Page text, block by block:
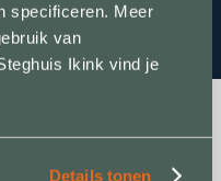
specificeren. Meer
van
Ikink vind je
Details tonen